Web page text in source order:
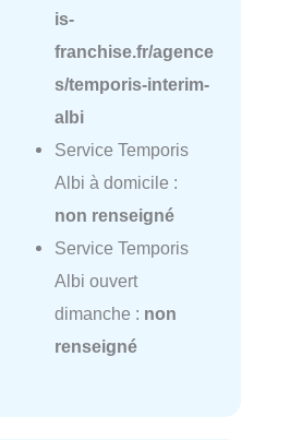
is-
franchise.fr/agence
s/temporis-interim-
albi
Service Temporis
Albi à domicile :
non renseigné
Service Temporis
Albi ouvert
dimanche : non
renseigné